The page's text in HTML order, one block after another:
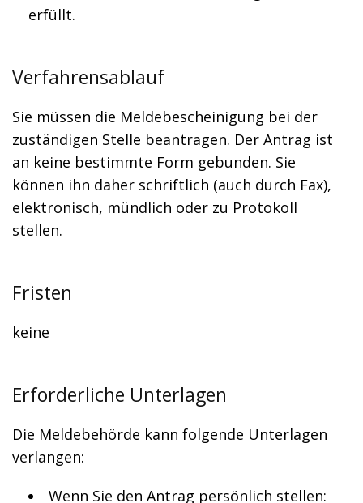
erfüllt.
Verfahrensablauf
Sie müssen die Meldebescheinigung bei der
zuständigen Stelle beantragen. Der Antrag ist
an keine bestimmte Form gebunden. Sie
können ihn daher schriftlich (auch durch Fax),
elektronisch, mündlich oder zu Protokoll
stellen.
Fristen
keine
Erforderliche Unterlagen
Die Meldebehörde kann folgende Unterlagen
verlangen:
Wenn Sie den Antrag persönlich stellen: